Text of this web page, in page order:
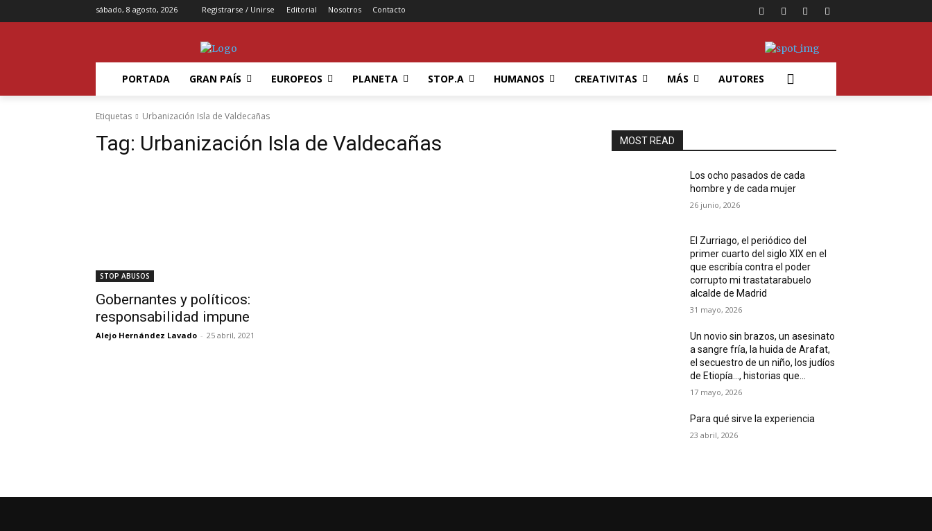
sábado, 8 agosto, 2026 Registrarse / Unirse Editorial Nosotros Contacto
PORTADA GRAN PAÍS EUROPEOS PLANETA STOP.A HUMANOS CREATIVITAS MÁS AUTORES
Etiquetas Urbanización Isla de Valdecañas
Tag: Urbanización Isla de Valdecañas
STOP ABUSOS
Gobernantes y políticos:
responsabilidad impune
Alejo Hernández Lavado - 25 abril, 2021
MOST READ
Los ocho pasados de cada
hombre y de cada mujer
26 junio, 2026
El Zurriago, el periódico del
primer cuarto del siglo XIX en el
que escribía contra el poder
corrupto mi trastatarabuelo
alcalde de Madrid
31 mayo, 2026
Un novio sin brazos, un asesinato
a sangre fría, la huida de Arafat,
el secuestro de un niño, los judíos
de Etiopía…, historias que...
17 mayo, 2026
Para qué sirve la experiencia
23 abril, 2026